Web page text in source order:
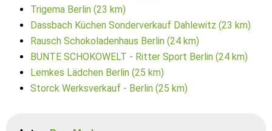
Trigema Berlin (23 km)
Dassbach Küchen Sonderverkauf Dahlewitz (23 km)
Rausch Schokoladenhaus Berlin (24 km)
BUNTE SCHOKOWELT - Ritter Sport Berlin (24 km)
Lemkes Lädchen Berlin (25 km)
Storck Werksverkauf - Berlin (25 km)